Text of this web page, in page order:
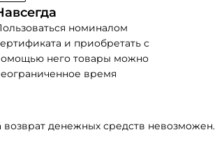
номиналом
и приобретать с
него товары можно
время
денежных средств невозможен.